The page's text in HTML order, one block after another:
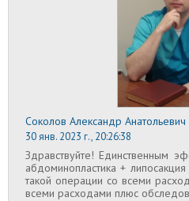
Соколов Александр Анатольевич
30 янв. 2023 г., 20:26:38
Здравствуйте! Единственным
абдоминопластика + липосакция
такой операции со всеми
всеми расходами плюс